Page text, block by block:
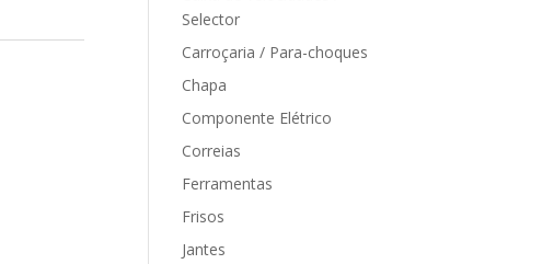
Selector
Carroçaria / Para-choques
Chapa
Componente Elétrico
Correias
Ferramentas
Frisos
Jantes